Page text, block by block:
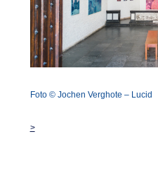
Foto © Jochen Verghote – Lucid
>